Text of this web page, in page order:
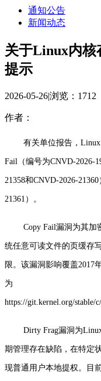
通知公告
新闻动态
关于Linux内核
提示
2026-05-26|浏览： 1712
作者：
有关单位报告，
Fail（编号为CNVD-2026-
21358和CNVD-2026-
21361）。
Copy Fail漏洞为其加
统任意可读文件的页缓存
限。该漏洞影响覆盖2017
为
https://git.kernel.org/stable/
Dirty Frag漏洞为
期管理存在缺陷，在特定
现普通用户本地提权。目